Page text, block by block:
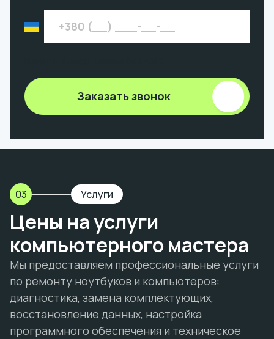
Заказать звонок
03 Услуги
Цены на услуги
компьютерного мастера
Мы предоставляем профессиональные услуги
по ремонту ноутбуков и компьютеров:
диагностика, замена комплектующих,
восстановление данных, настройка
программного обеспечения и техническое